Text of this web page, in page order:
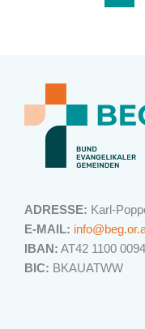
ADRESSE: Karl-
E-MAIL:
IBAN: AT42 1100
BIC: BKAUATWW